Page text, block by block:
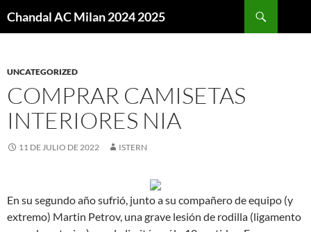
Chandal AC Milan 2024 2025
UNCATEGORIZED
COMPRAR CAMISETAS
INTERIORES NIA
11 DE JULIO DE 2022 ISTERN
En su segundo año sufrió, junto a su compañero de equipo (y
extremo) Martin Petrov, una grave lesión de rodilla (ligamento